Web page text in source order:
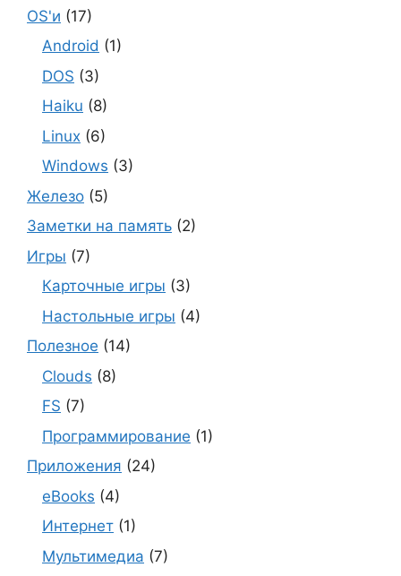
OS'и (17)
Android (1)
DOS (3)
Haiku (8)
Linux (6)
Windows (3)
Железо (5)
Заметки на память (2)
Игры (7)
Карточные игры (3)
Настольные игры (4)
Полезное (14)
Clouds (8)
FS (7)
Программирование (1)
Приложения (24)
eBooks (4)
Интернет (1)
Мультимедиа (7)